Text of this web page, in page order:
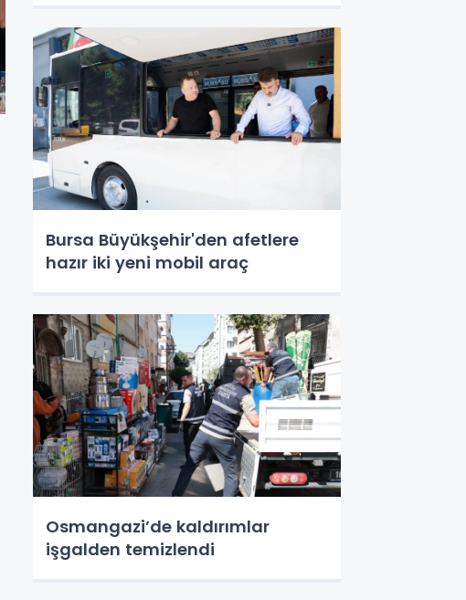
Bursa Büyükşehir'den afetlere
hazır iki yeni mobil araç
Osmangazi’de kaldırımlar
işgalden temizlendi